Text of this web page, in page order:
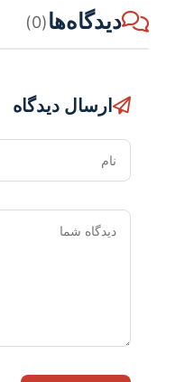
دیدگاه‌ها(0)
ارسال دیدگاه